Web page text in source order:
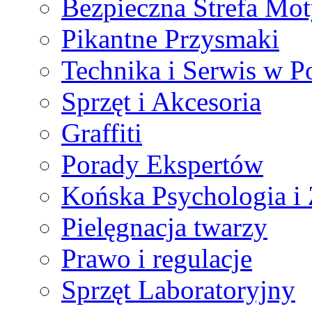
Bezpieczna Strefa
Pikantne Przysmaki
Technika i Serwis w
Sprzęt i Akcesoria
Graffiti
Porady Ekspertów
Końska Psychologia i
Pielęgnacja twarzy
Prawo i regulacje
Sprzęt Laboratoryjny